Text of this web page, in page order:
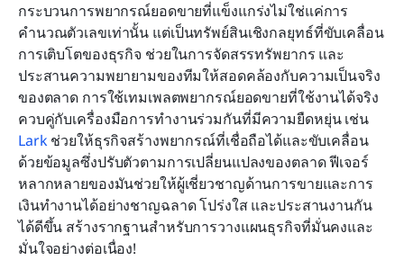
กระบวนการพยากรณ์ยอดขายที่แข็งแกร่งไม่ใช่แค่การ
คำนวณตัวเลขเท่านั้น แต่เป็นทรัพย์สินเชิงกลยุทธ์ที่ขับเคลื่อน
การเติบโตของธุรกิจ ช่วยในการจัดสรรทรัพยากร และ
ประสานความพยายามของทีมให้สอดคล้องกับความเป็นจริง
ของตลาด การใช้เทมเพลตพยากรณ์ยอดขายที่ใช้งานได้จริง
ควบคู่กับเครื่องมือการทำงานร่วมกันที่มีความยืดหยุ่น เช่น
Lark ช่วยให้ธุรกิจสร้างพยากรณ์ที่เชื่อถือได้และขับเคลื่อน
ด้วยข้อมูลซึ่งปรับตัวตามการเปลี่ยนแปลงของตลาด ฟีเจอร์
หลากหลายของมันช่วยให้ผู้เชี่ยวชาญด้านการขายและการ
เงินทำงานได้อย่างชาญฉลาด โปร่งใส และประสานงานกัน
ได้ดีขึ้น สร้างรากฐานสำหรับการวางแผนธุรกิจที่มั่นคงและ
มั่นใจอย่างต่อเนื่อง!